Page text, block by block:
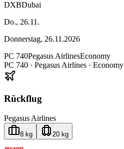
DXBDubai
Do., 26.11.
Donnerstag, 26.11.2026
PC 740Pegasus AirlinesEconomy
PC 740 · Pegasus Airlines · Economy
Rückflug
Pegasus Airlines
8 kg 20 kg